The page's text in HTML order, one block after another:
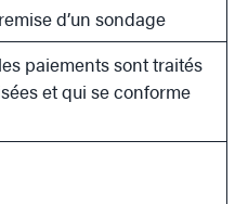
d’un sondage
paiements sont traités
et qui se conforme